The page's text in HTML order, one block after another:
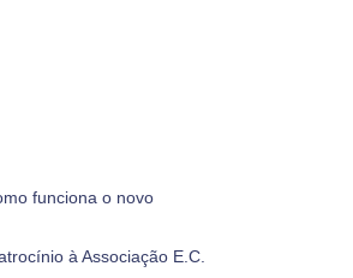
funciona o novo
à Associação E.C.